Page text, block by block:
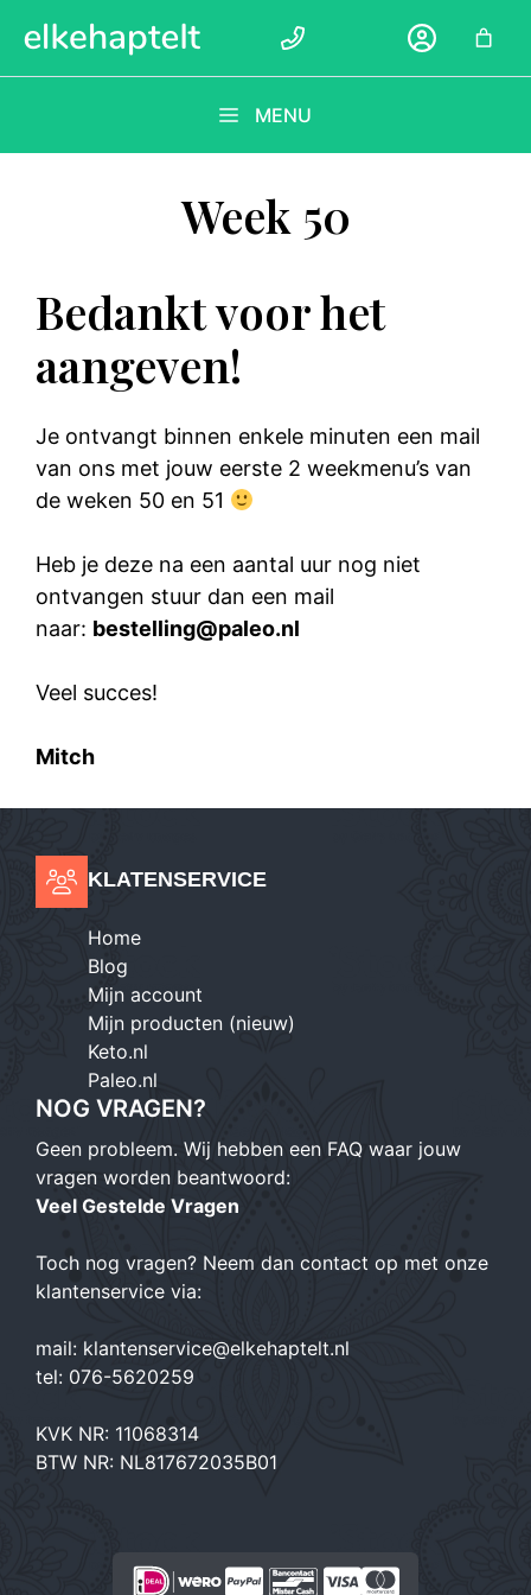
naar
de
MENU
Week 50
Bedankt voor het
aangeven!
Je ontvangt binnen enkele minuten een mail
van ons met jouw eerste 2 weekmenu’s van
de weken 50 en 51
Heb je deze na een aantal uur nog niet
ontvangen stuur dan een mail
naar: bestelling@paleo.nl
Veel succes!
Mitch
KLATENSERVICE
Home
Blog
Mijn account
Mijn producten (nieuw)
Keto.nl
Paleo.nl
NOG VRAGEN?
Geen probleem. Wij hebben een FAQ waar jouw
vragen worden beantwoord:
Veel Gestelde Vragen
Toch nog vragen? Neem dan contact op met onze
klantenservice via:
mail: klantenservice@elkehaptelt.nl
tel: 076-5620259
KVK NR: 11068314
BTW NR: NL817672035B01